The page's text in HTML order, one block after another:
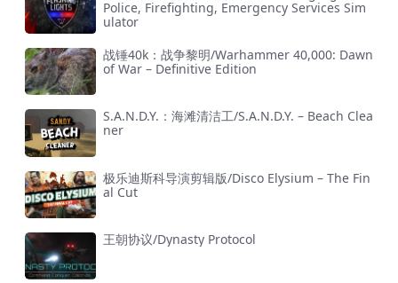
Police, Firefighting, Emergency Services Sim
ulator
战锤40k：战争黎明/Warhammer 40,000: Dawn
of War – Definitive Edition
S.A.N.D.Y.：海滩清洁工/S.A.N.D.Y. – Beach Clea
ner
极乐迪斯科导演剪辑版/Disco Elysium – The Fin
al Cut
王朝协议/Dynasty Protocol